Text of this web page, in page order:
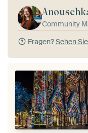
Community
Fragen?Sehen